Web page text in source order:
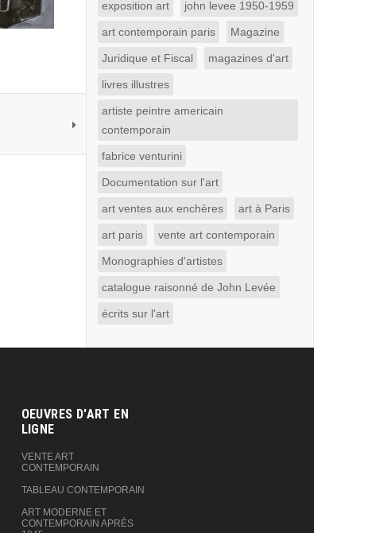
exposition art john levee 1950-1959
art contemporain paris Magazine
Juridique et Fiscal magazines d'art
livres illustres
artiste peintre americain
contemporain
fabrice venturini
Documentation sur l'art
art ventes aux enchères art à Paris
art paris vente art contemporain
Monographies d'artistes
catalogue raisonné de John Levée
écrits sur l'art
OEUVRES D'ART EN
LIGNE‎
VENTE ART
CONTEMPORAIN
TABLEAU CONTEMPORAIN
ART MODERNE ET
CONTEMPORAIN APRÈS